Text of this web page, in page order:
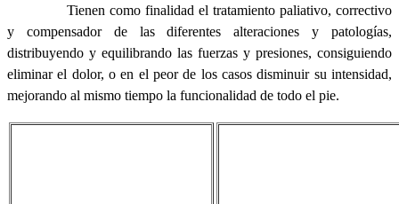
Tienen como finalidad el tratamiento paliativo, correctivo
y compensador de las diferentes alteraciones y patologías,
distribuyendo y equilibrando las fuerzas y presiones, consiguiendo
eliminar el dolor, o en el peor de los casos disminuir su intensidad,
mejorando al mismo tiempo la funcionalidad de todo el pie.